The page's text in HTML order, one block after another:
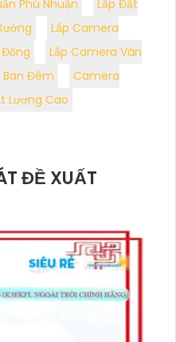
Phú Nhuận
Lắp Đặt
Lắp Camera
Lắp Camera Văn
Ban Đêm
Camera
Lượng Cao
ĐỀ XUẤT